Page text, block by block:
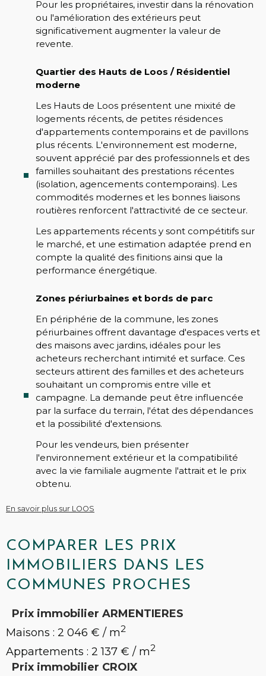
Pour les propriétaires, investir dans la rénovation
ou l'amélioration des extérieurs peut
significativement augmenter la valeur de
revente.
Quartier des Hauts de Loos / Résidentiel
moderne
Les Hauts de Loos présentent une mixité de
logements récents, de petites résidences
d'appartements contemporains et de pavillons
plus récents. L'environnement est moderne,
souvent apprécié par des professionnels et des
familles souhaitant des prestations récentes
(isolation, agencements contemporains). Les
commodités modernes et les bonnes liaisons
routières renforcent l'attractivité de ce secteur.
Les appartements récents y sont compétitifs sur
le marché, et une estimation adaptée prend en
compte la qualité des finitions ainsi que la
performance énergétique.
Zones périurbaines et bords de parc
En périphérie de la commune, les zones
périurbaines offrent davantage d'espaces verts et
des maisons avec jardins, idéales pour les
acheteurs recherchant intimité et surface. Ces
secteurs attirent des familles et des acheteurs
souhaitant un compromis entre ville et
campagne. La demande peut être influencée
par la surface du terrain, l'état des dépendances
et la possibilité d'extensions.
Pour les vendeurs, bien présenter
l'environnement extérieur et la compatibilité
avec la vie familiale augmente l'attrait et le prix
obtenu.
En savoir plus sur LOOS
COMPARER LES PRIX
IMMOBILIERS DANS LES
COMMUNES PROCHES
Prix immobilier ARMENTIERES
Maisons : 2 046 € / m2
Appartements : 2 137 € / m2
Prix immobilier CROIX